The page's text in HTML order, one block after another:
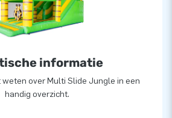
bij JB Inflatables en laat het feest
informatie
over Multi Slide Jungle in een
handig overzicht.